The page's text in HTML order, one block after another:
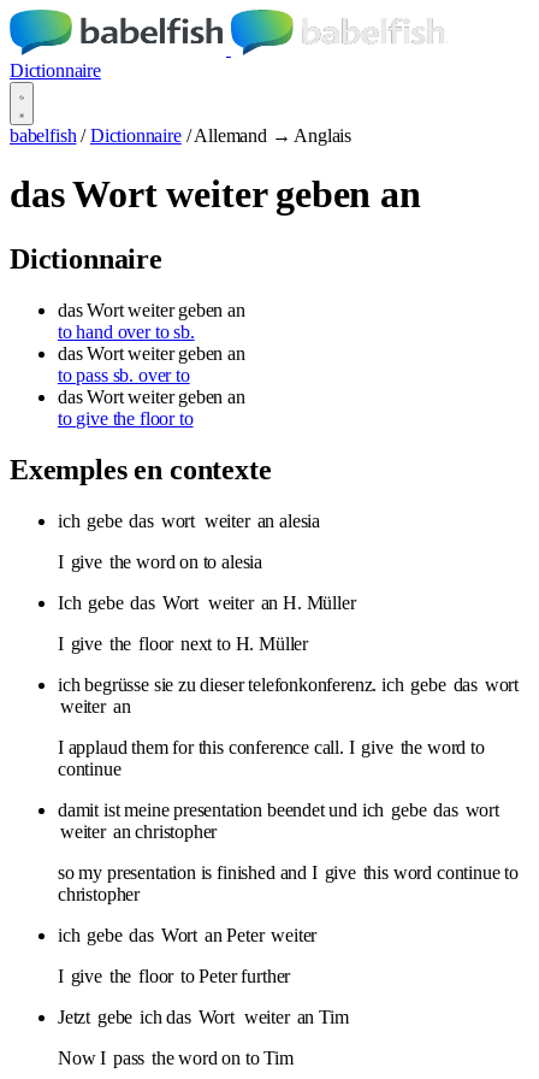
Dictionnaire
babelfish / Dictionnaire / Allemand → Anglais
das Wort weiter geben an
Dictionnaire
das Wort weiter geben an
to hand over to sb.
das Wort weiter geben an
to pass sb. over to
das Wort weiter geben an
to give the floor to
Exemples en contexte
ich gebe das wort weiter an alesia
I give the word on to alesia
Ich gebe das Wort weiter an H. Müller
I give the floor next to H. Müller
ich begrüsse sie zu dieser telefonkonferenz. ich gebe das wort
weiter an
I applaud them for this conference call. I give the word to
continue
damit ist meine presentation beendet und ich gebe das wort
weiter an christopher
so my presentation is finished and I give this word continue to
christopher
ich gebe das Wort an Peter weiter
I give the floor to Peter further
Jetzt gebe ich das Wort weiter an Tim
Now I pass the word on to Tim